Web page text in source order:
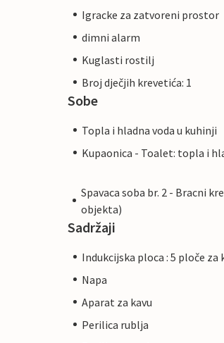
Igracke za zatvoreni prostor
dimni alarm
Kuglasti rostilj
Broj dječjih krevetića: 1
Sobe
Topla i hladna voda u kuhinji
Kupaonica - Toalet: topla i
Spavaca soba br. 2 - Bracni
objekta)
Sadržaji
Indukcijska ploca : 5 ploče za
Napa
Aparat za kavu
Perilica rublja